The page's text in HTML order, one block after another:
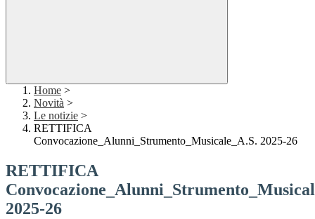
Home >
Novità >
Le notizie >
RETTIFICA
Convocazione_Alunni_Strumento_Musicale_A.S. 2025-26
RETTIFICA
2025-26